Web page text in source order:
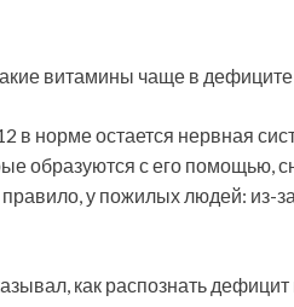
витамины чаще в
в норме остается нервная
образуются с его помощью,
у пожилых людей: из-
как распознать дефицит